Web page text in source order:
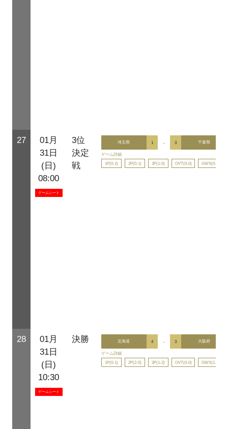
27
01月
31日
(日)
08:00
ゲームシート
3位
決定
戦
埼玉県 1 - 3 千葉県
ゲーム詳細
1P(0-2)
2P(0-1) 3P(1-0) OVT(0-0) GWS(0-0)
28
01月
31日
(日)
10:30
ゲームシート
決勝 北海道 4 - 3 大阪府
ゲーム詳細
1P(0-1)
2P(2-0) 3P(1-2) OVT(0-0) GWS(1-0)